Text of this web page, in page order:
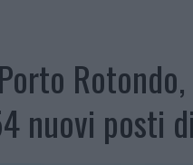
nuovi posti